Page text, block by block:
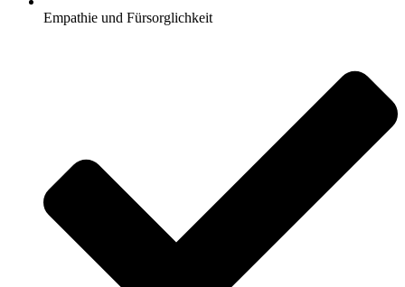
Empathie und Fürsorglichkeit